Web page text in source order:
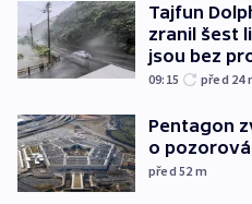
Tajfun
zranil šest
jsou bez
09:15 před 24
Pentagon
o
před 52 m